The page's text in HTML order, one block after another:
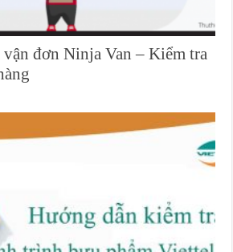
vận đơn Ninja Van – Kiểm tra